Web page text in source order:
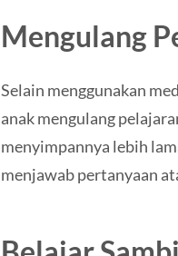
Mengulang
Selain menggunakan
anak mengulang
menyimpannya lebih
menjawab pertanyaan